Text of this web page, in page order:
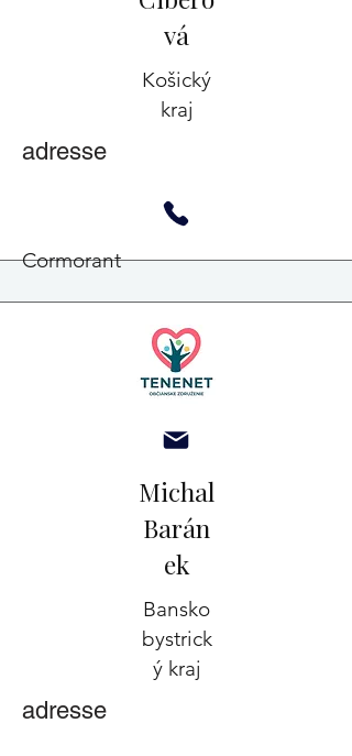
vá
Košický
kraj
adresse
Cormorant
Michal
Barán
ek
Bansko
bystrick
ý kraj
adresse